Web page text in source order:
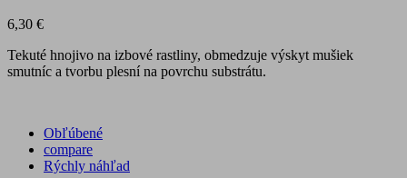
6,30 €
Tekuté hnojivo na izbové rastliny, obmedzuje výskyt mušiek
smutníc a tvorbu plesní na povrchu substrátu.
Obľúbené
compare
Rýchly náhľad